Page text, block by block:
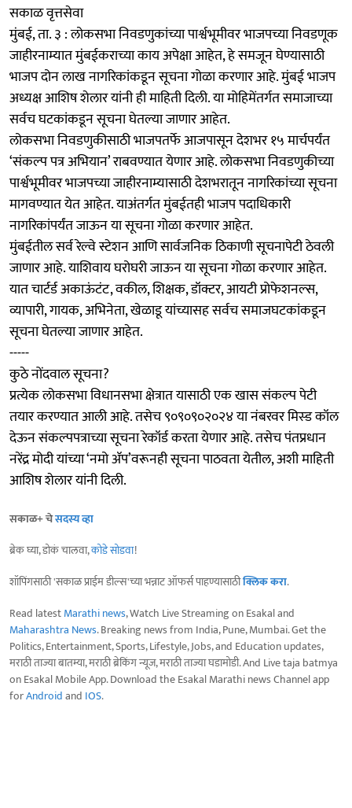
सकाळ वृत्तसेवा
मुंबई, ता. ३ : लोकसभा निवडणुकांच्या पार्श्वभूमीवर भाजपच्या निवडणूक
जाहीरनाम्यात मुंबईकराच्या काय अपेक्षा आहेत, हे समजून घेण्यासाठी
भाजप दोन लाख नागरिकांकडून सूचना गोळा करणार आहे. मुंबई भाजप
अध्यक्ष आशिष शेलार यांनी ही माहिती दिली. या मोहिमेंतर्गत समाजाच्या
सर्वच घटकांकडून सूचना घेतल्या जाणार आहेत.
लोकसभा निवडणुकीसाठी भाजपतर्फे आजपासून देशभर १५ मार्चपर्यंत
‘संकल्प पत्र अभियान’ राबवण्यात येणार आहे. लोकसभा निवडणुकीच्या
पार्श्वभूमीवर भाजपच्या जाहीरनाम्यासाठी देशभरातून नागरिकांच्या सूचना
मागवण्यात येत आहेत. याअंतर्गत मुंबईतही भाजप पदाधिकारी
नागरिकांपर्यंत जाऊन या सूचना गोळा करणार आहेत.
मुंबईतील सर्व रेल्वे स्टेशन आणि सार्वजनिक ठिकाणी सूचनापेटी ठेवली
जाणार आहे. याशिवाय घरोघरी जाऊन या सूचना गोळा करणार आहेत.
यात चार्टर्ड अकाऊंटंट, वकील, शिक्षक, डॉक्टर, आयटी प्रोफेशनल्स,
व्यापारी, गायक, अभिनेता, खेळाडू यांच्यासह सर्वच समाजघटकांकडून
सूचना घेतल्या जाणार आहेत.
-----
कुठे नोंदवाल सूचना?
प्रत्येक लोकसभा विधानसभा क्षेत्रात यासाठी एक खास संकल्प पेटी
तयार करण्यात आली आहे. तसेच ९०९०९०२०२४ या नंबरवर मिस्ड कॉल
देऊन संकल्पपत्राच्या सूचना रेकॉर्ड करता येणार आहे. तसेच पंतप्रधान
नरेंद्र मोदी यांच्या ‘नमो ॲप’वरूनही सूचना पाठवता येतील, अशी माहिती
आशिष शेलार यांनी दिली.
सकाळ+ चेसदस्य व्हा
ब्रेक घ्या, डोकं चालवा,कोडे सोडवा!
शॉपिंगसाठी 'सकाळ प्राईम डील्स'च्या भन्नाट ऑफर्स पाहण्यासाठीक्लिक करा.
Read latestMarathi news, Watch Live Streaming on Esakal and
Maharashtra News. Breaking news from India, Pune, Mumbai. Get the
Politics, Entertainment, Sports, Lifestyle, Jobs, and Education updates,
मराठी ताज्या बातम्या, मराठी ब्रेकिंग न्यूज, मराठी ताज्या घडामोडी. And Live taja batmya
on Esakal Mobile App. Download the Esakal Marathi news Channel app
forAndroidand IOS.